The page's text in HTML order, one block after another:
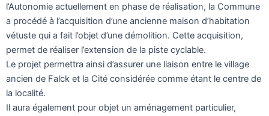
l’Autonomie actuellement en phase de réalisation, la Commune
a procédé à l’acquisition d’une ancienne maison d’habitation
vétuste qui a fait l’objet d’une démolition. Cette acquisition,
permet de réaliser l’extension de la piste cyclable.
Le projet permettra ainsi d’assurer une liaison entre le village
ancien de Falck et la Cité considérée comme étant le centre de
la localité.
Il aura également pour objet un aménagement particulier,